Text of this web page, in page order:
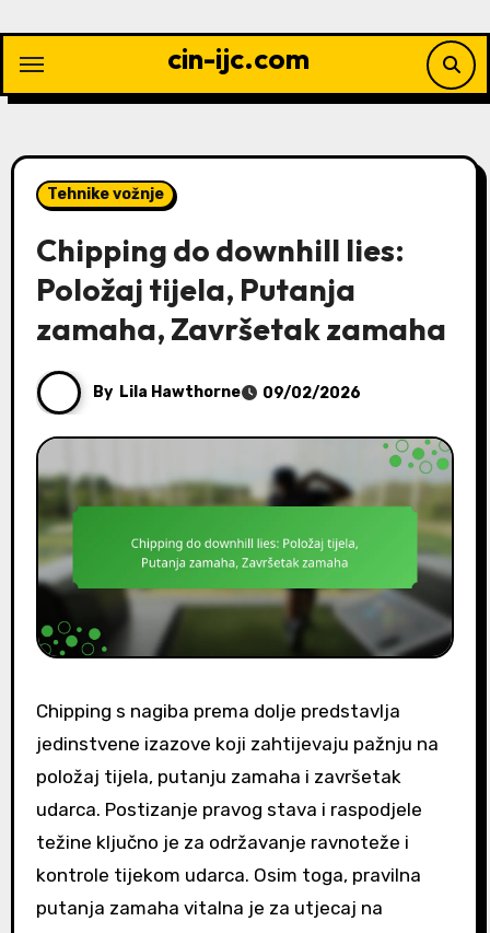
content
cin-ijc.com
Tehnike vožnje
Chipping do downhill lies:
Položaj tijela, Putanja
zamaha, Završetak zamaha
By Lila Hawthorne 09/02/2026
Chipping s nagiba prema dolje predstavlja
jedinstvene izazove koji zahtijevaju pažnju na
položaj tijela, putanju zamaha i završetak
udarca. Postizanje pravog stava i raspodjele
težine ključno je za održavanje ravnoteže i
kontrole tijekom udarca. Osim toga, pravilna
putanja zamaha vitalna je za utjecaj na